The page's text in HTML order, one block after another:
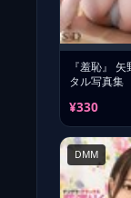
『羞恥』
タル写真集
¥330
DMM